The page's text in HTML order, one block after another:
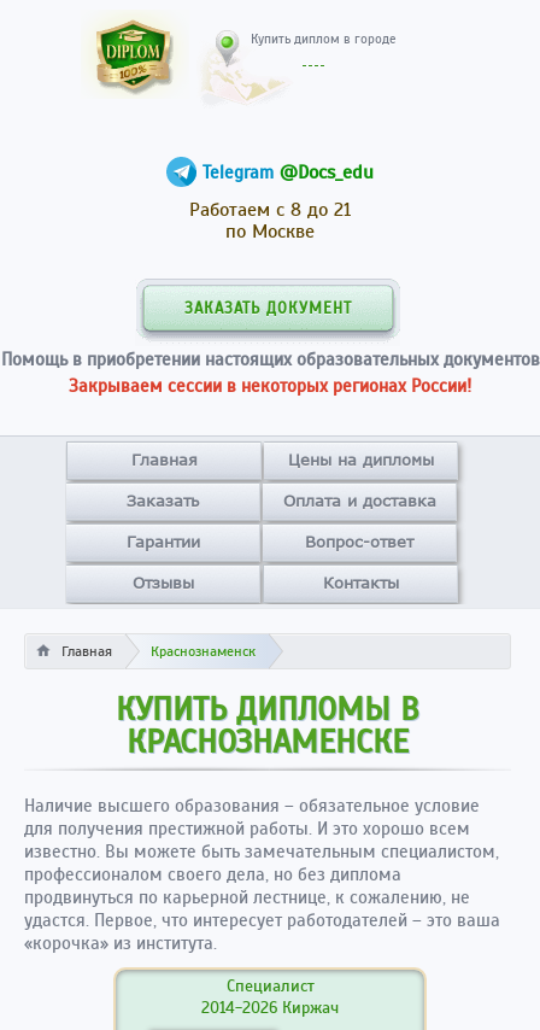
Telegram @Docs_edu
Работаем с 8 до 21
по Москве
ЗАКАЗАТЬ ДОКУМЕНТ
Помощь в приобретении настоящих образовательных документов
Закрываем сессии в некоторых регионах России!
Главная Цены на дипломы
Заказать Оплата и доставка
Гарантии Вопрос-ответ
Отзывы Контакты
Главная Краснознаменск
КУПИТЬ ДИПЛОМЫ В
КРАСНОЗНАМЕНСКЕ
Наличие высшего образования – обязательное условие
для получения престижной работы. И это хорошо всем
известно. Вы можете быть замечательным специалистом,
профессионалом своего дела, но без диплома
продвинуться по карьерной лестнице, к сожалению, не
удастся. Первое, что интересует работодателей – это ваша
«корочка» из института.
Специалист
2014-2026 Киржач